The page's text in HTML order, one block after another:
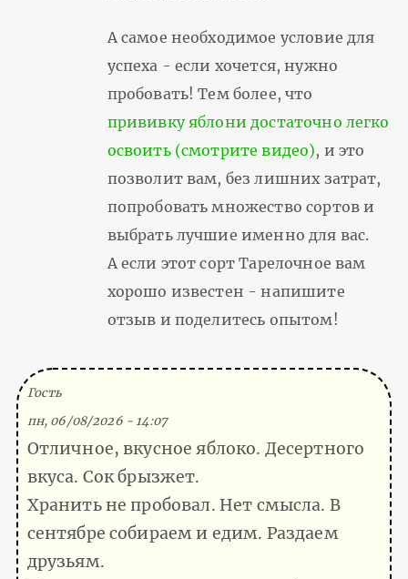
А самое необходимое условие для
успеха - если хочется, нужно
пробовать! Тем более, что
прививку яблони достаточно легко
освоить (смотрите видео), и это
позволит вам, без лишних затрат,
попробовать множество сортов и
выбрать лучшие именно для вас.
А если этот сорт Тарелочное вам
хорошо известен - напишите
отзыв и поделитесь опытом!
Гость
пн, 06/08/2026 - 14:07
Отличное, вкусное яблоко. Десертного
вкуса. Сок брызжет.
Хранить не пробовал. Нет смысла. В
сентябре собираем и едим. Раздаем
друзьям.